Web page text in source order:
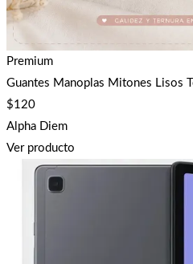
Premium
Guantes Manoplas Mitones Lisos
$120
Alpha Diem
Ver producto